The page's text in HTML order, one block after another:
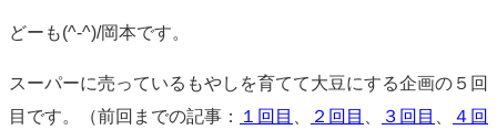
標
どーも(^-^)/岡本です。
スーパーに売っているもやしを育てて大豆にする企画の５回
目です。（前回までの記事：
１回目 ２回目 ３回目
４回